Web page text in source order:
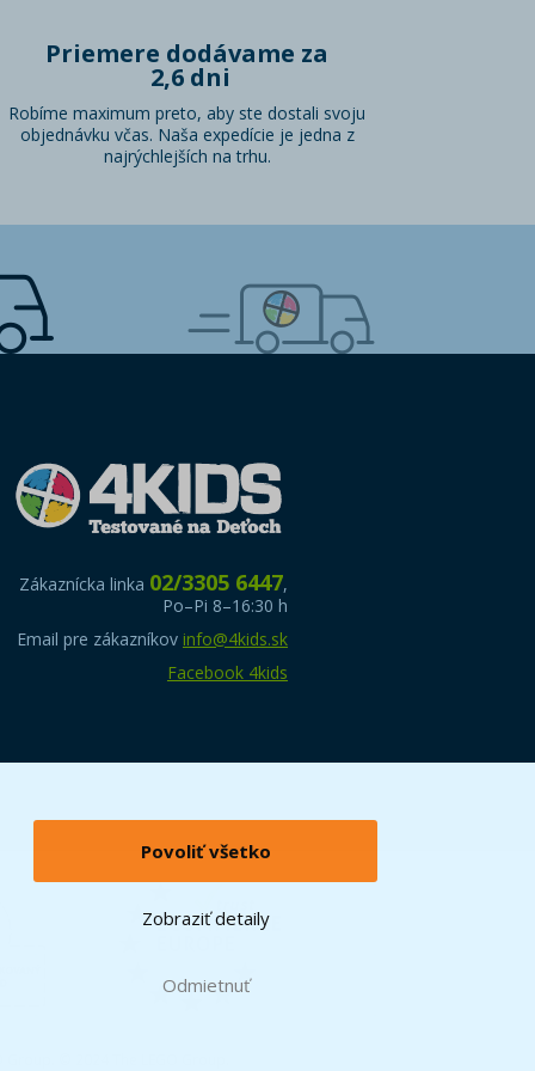
Povoliť všetko
Zobraziť detaily
Odmietnuť
Priemere dodávame za
2,6 dni
Robíme maximum preto, aby ste dostali svoju
objednávku včas. Naša expedície je jedna z
najrýchlejších na trhu.
Zákaznícka linka 02/3305 6447,
Po–Pi 8–16:30 h
Email pre zákazníkov info@4kids.sk
Facebook 4kids